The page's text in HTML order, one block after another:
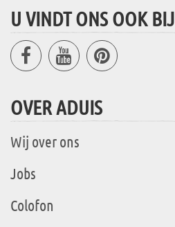
U VINDT ONS OOK BIJ
OVER ADUIS
Wij over ons
Jobs
Colofon